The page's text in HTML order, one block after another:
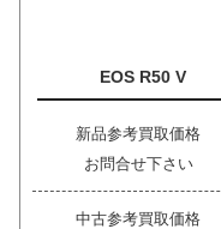
EOS R50 V
新品参考買取価格
お問合せ下さい
中古参考買取価格